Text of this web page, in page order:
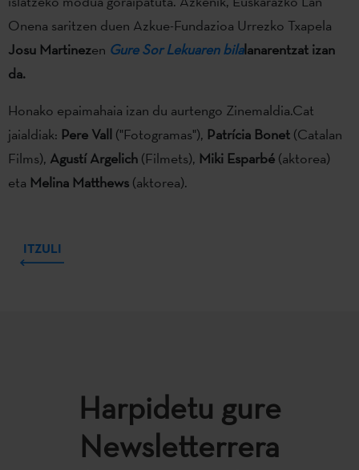
Onena saritzen duen Azkue-Fundazioa Urrezko Txapela
Josu Martinezen Gure Sor Lekuaren bilalanarentzat izan
da.
Honako epaimahaia izan du aurtengo Zinemaldia.Cat
jaialdiak: Pere Vall ("Fotogramas"), Patrícia Bonet (Catalan
Films), Agustí Argelich (Filmets), Miki Esparbé (aktorea)
eta Melina Matthews (aktorea).
ITZULI
Harpidetu gure
Newsletterrera